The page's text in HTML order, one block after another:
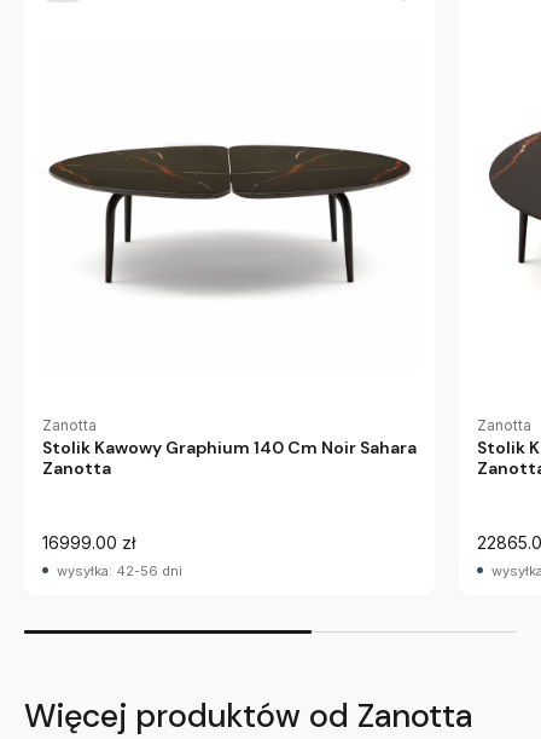
Zanotta
Stolik Kawowy Graphium 140 Cm Noir Sahara
Zanotta
16999.00 zł
wysyłka: 42-56 dni
Zanotta
Stolik
Więcej produktów od Zanotta